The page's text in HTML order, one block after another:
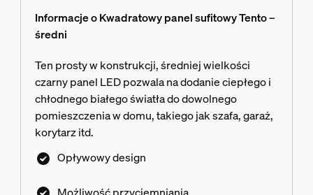
Informacje o Kwadratowy panel sufitowy Tento –
średni
Ten prosty w konstrukcji, średniej wielkości
czarny panel LED pozwala na dodanie ciepłego i
chłodnego białego światła do dowolnego
pomieszczenia w domu, takiego jak szafa, garaż,
korytarz itd.
Opływowy design
Możliwość przyciemniania